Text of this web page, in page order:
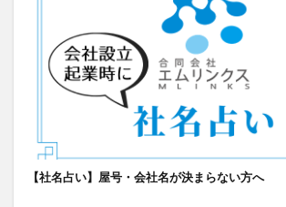
【社名占い】屋号・会社名が決まらない方へ